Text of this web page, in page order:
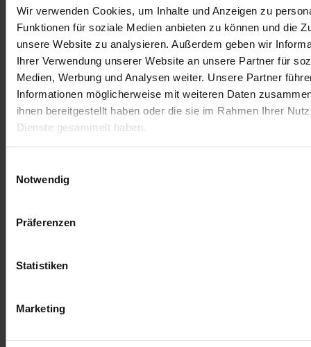
Wir verwenden Cookies, um Inhalte und Anzeigen zu
Funktionen für soziale Medien anbieten zu können und die
unsere Website zu analysieren. Außerdem geben wir
Ihrer Verwendung unserer Website an unsere Partner für
Medien, Werbung und Analysen weiter. Unsere Partner
Informationen möglicherweise mit weiteren Daten
ihnen bereitgestellt haben oder die sie im Rahmen Ihrer
Dienste gesammelt haben.
Notwendig
Präferenzen
Statistiken
Marketing
Termini di servizio